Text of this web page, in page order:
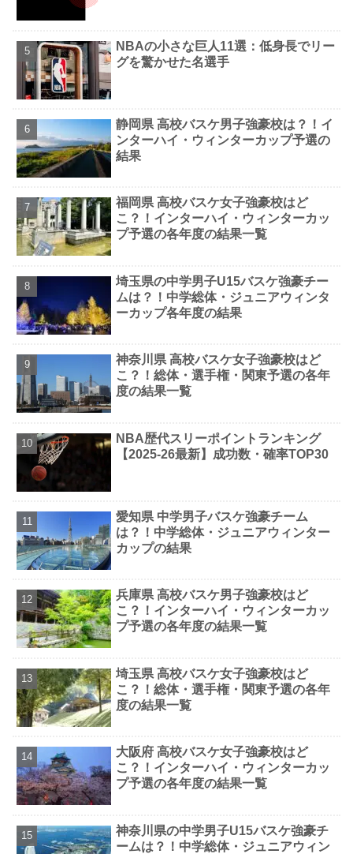
NBAの小さな巨人11選：低身長でリー
グを驚かせた名選手
静岡県 高校バスケ男子強豪校は？！イ
ンターハイ・ウィンターカップ予選の
結果
福岡県 高校バスケ女子強豪校はど
こ？！インターハイ・ウィンターカッ
プ予選の各年度の結果一覧
埼玉県の中学男子U15バスケ強豪チー
ムは？！中学総体・ジュニアウィンタ
ーカップ各年度の結果
神奈川県 高校バスケ女子強豪校はど
こ？！総体・選手権・関東予選の各年
度の結果一覧
NBA歴代スリーポイントランキング
【2025-26最新】成功数・確率TOP30
愛知県 中学男子バスケ強豪チーム
は？！中学総体・ジュニアウィンター
カップの結果
兵庫県 高校バスケ男子強豪校はど
こ？！インターハイ・ウィンターカッ
プ予選の各年度の結果一覧
埼玉県 高校バスケ女子強豪校はど
こ？！総体・選手権・関東予選の各年
度の結果一覧
大阪府 高校バスケ女子強豪校はど
こ？！インターハイ・ウィンターカッ
プ予選の各年度の結果一覧
神奈川県の中学男子U15バスケ強豪チ
ームは？！中学総体・ジュニアウィン